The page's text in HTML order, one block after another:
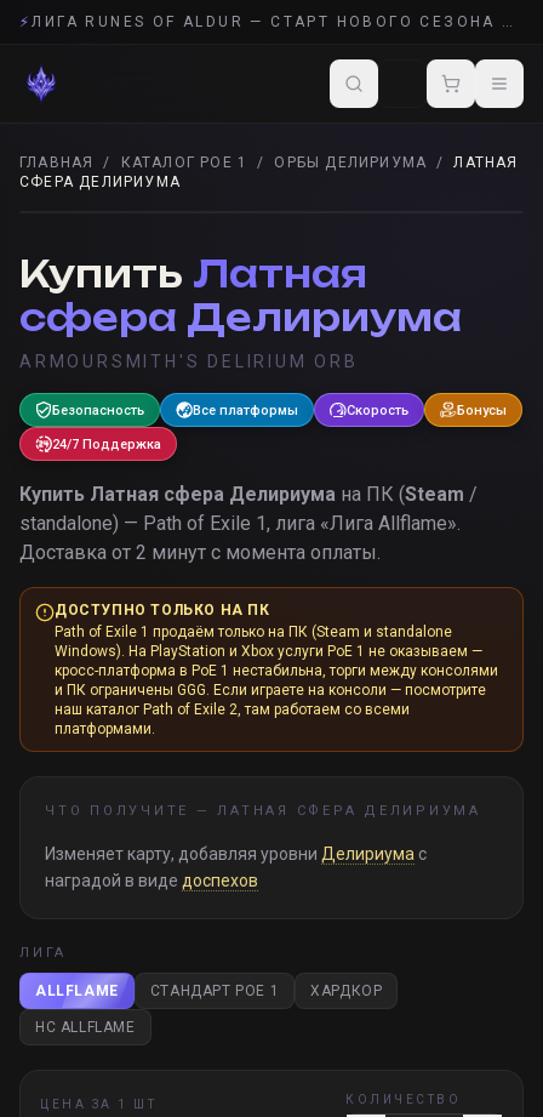
⚡ ЛИГА RUNES OF ALDUR — СТАРТ НОВОГО СЕЗОНА POE 2
ГЛАВНАЯ / КАТАЛОГ POE 1 / ОРБЫ ДЕЛИРИУМА /
ЛАТНАЯ
СФЕРА ДЕЛИРИУМА
Купить Латная
сфера Делириума
ARMOURSMITH'S DELIRIUM ORB
Безопасность Все платформы Скорость Бонусы
24/7 Поддержка
Купить Латная сфера Делириума на ПК (Steam /
standalone) — Path of Exile 1, лига «Лига Allflame».
Доставка от 2 минут с момента оплаты.
ДОСТУПНО ТОЛЬКО НА ПК
Path of Exile 1 продаём только на ПК (Steam и standalone
Windows). На PlayStation и Xbox услуги PoE 1 не оказываем —
кросс-платформа в PoE 1 нестабильна, торги между консолями
и ПК ограничены GGG. Если играете на консоли — посмотрите
наш каталог Path of Exile 2, там работаем со всеми
платформами.
ЧТО ПОЛУЧИТЕ —ЛАТНАЯ СФЕРА ДЕЛИРИУМА
Изменяет карту, добавляя уровни Делириума с
наградой в виде доспехов
ЛИГА
ALLFLAME СТАНДАРТ POE 1 ХАРДКОР
HC ALLFLAME
ЦЕНА ЗА 1 ШТ КОЛИЧЕСТВО